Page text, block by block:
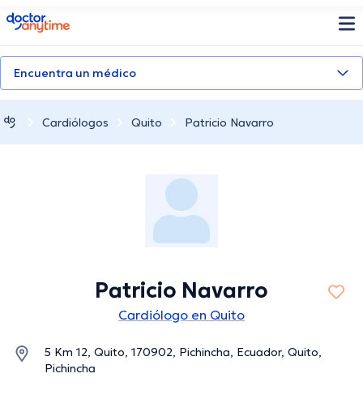
doctoranytime
Encuentra un médico
Cardiólogos Quito Patricio Navarro
Patricio Navarro
Cardiólogo en Quito
5 Km 12, Quito, 170902, Pichincha, Ecuador, Quito,
Pichincha